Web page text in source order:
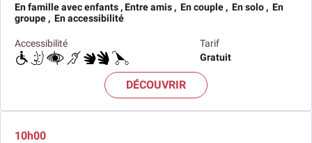
En famille avec enfants , Entre amis , En couple , En solo , En
groupe , En accessibilité
Tarif
Gratuit
Accessibilité
DÉCOUVRIR
10h00